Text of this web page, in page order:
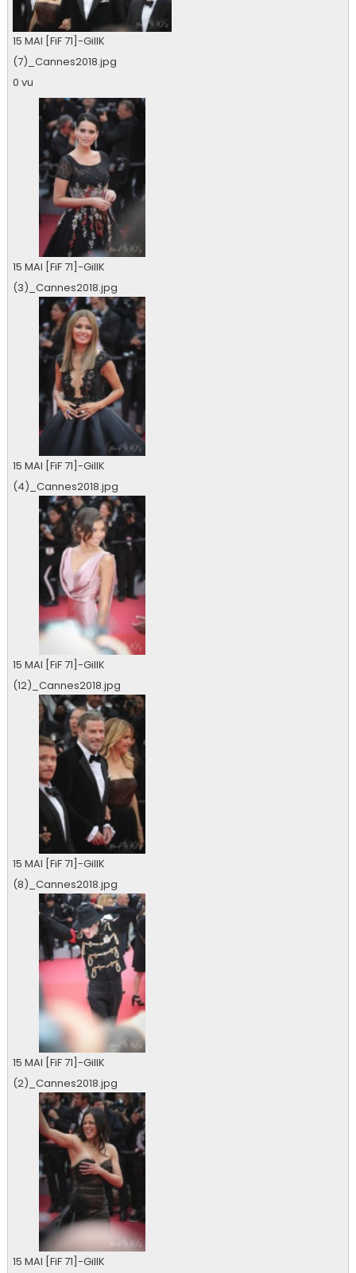
15 MAI [FiF 71]-GillK
(7)_Cannes2018.jpg
0 vu
15 MAI [FiF 71]-GillK
(3)_Cannes2018.jpg
15 MAI [FiF 71]-GillK
(4)_Cannes2018.jpg
15 MAI [FiF 71]-GillK
(12)_Cannes2018.jpg
15 MAI [FiF 71]-GillK
(8)_Cannes2018.jpg
15 MAI [FiF 71]-GillK
(2)_Cannes2018.jpg
15 MAI [FiF 71]-GillK